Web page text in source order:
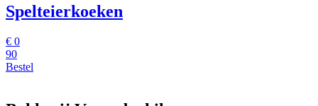
Spelteierkoeken
€ 0
90
Bestel